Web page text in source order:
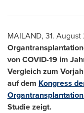
MAILAND, 31. August
von COVID-19 im
Vergleich zum
auf dem Kongress
Studie zeigt.